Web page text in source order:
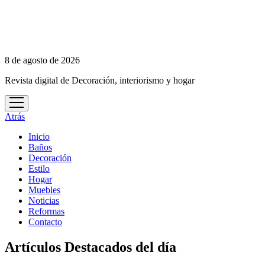
8 de agosto de 2026
Revista digital de Decoración, interiorismo y hogar
abrir
menú
Atrás
Inicio
Baños
Decoración
Estilo
Hogar
Muebles
Noticias
Reformas
Contacto
Artículos Destacados del día